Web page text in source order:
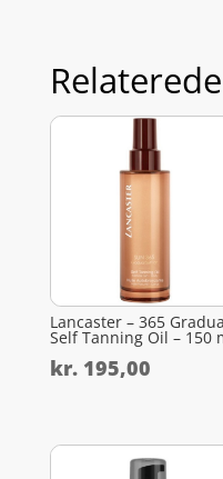
Lancaster – 365
Self Tanning Oil – 150
kr.195,00